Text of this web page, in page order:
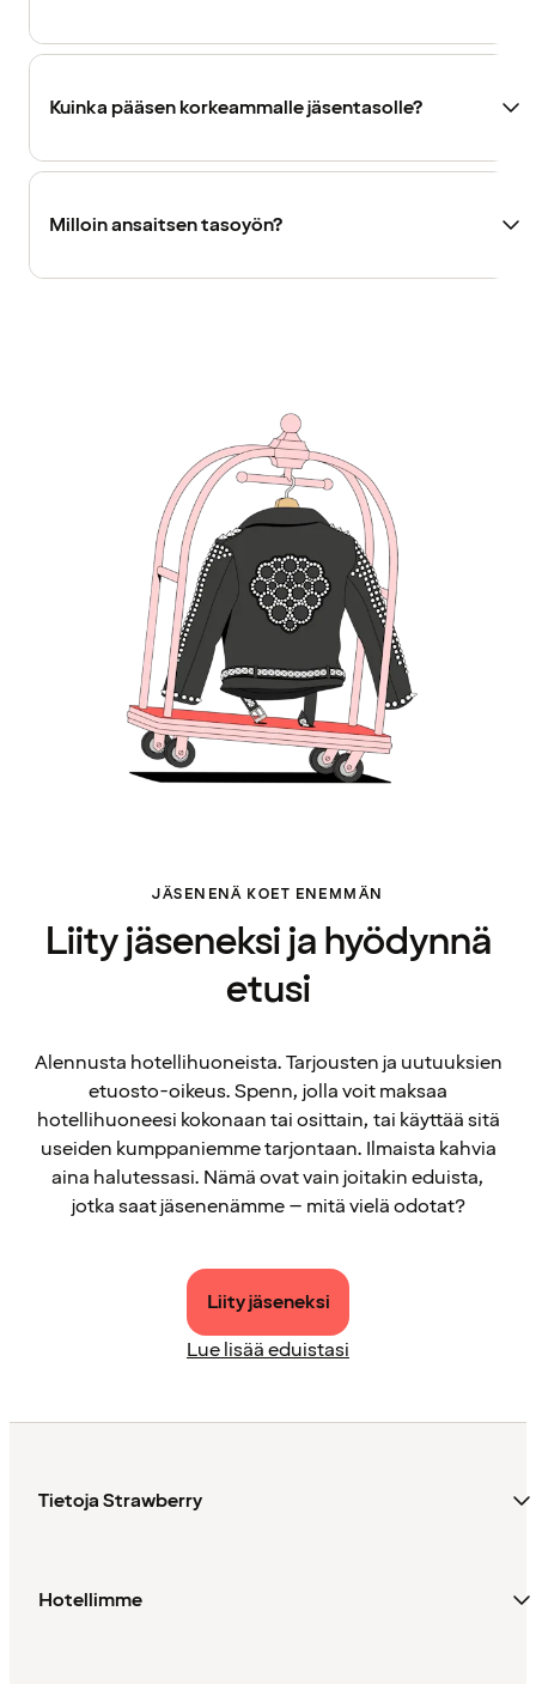
Kuinka pääsen korkeammalle jäsentasolle?
Milloin ansaitsen tasoyön?
JÄSENENÄ KOET ENEMMÄN
Liity jäseneksi ja hyödynnä
etusi
Alennusta hotellihuoneista. Tarjousten ja uutuuksien
etuosto-oikeus. Spenn, jolla voit maksaa
hotellihuoneesi kokonaan tai osittain, tai käyttää sitä
useiden kumppaniemme tarjontaan. Ilmaista kahvia
aina halutessasi. Nämä ovat vain joitakin eduista,
jotka saat jäsenenämme – mitä vielä odotat?
Liity jäseneksi
Lue lisää eduistasi
Tietoja Strawberry
Hotellimme